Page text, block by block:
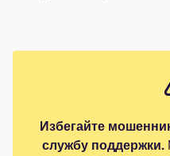
Избегайте
службу поддержки.